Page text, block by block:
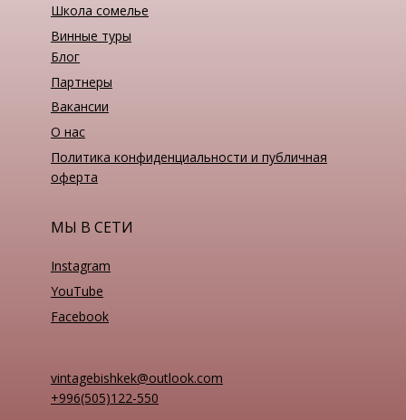
Школа сомелье
Винные туры
Блог
О нас
Партнеры
Вакансии
Политика конфиденциальности и публичная
оферта
МЫ В СЕТИ
Instagram
YouTube
Facebook
vintagebishkek@outlook.com
+996(505)122-550